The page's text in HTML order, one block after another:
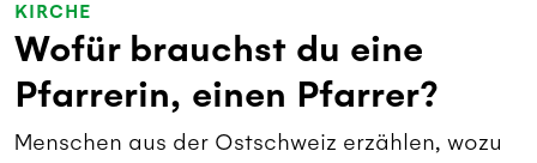
KIRCHE
Wofür brauchst du eine
Pfarrerin, einen Pfarrer?
Menschen aus der Ostschweiz erzählen, wozu